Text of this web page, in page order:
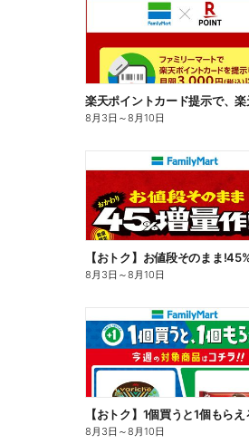
8月3日 ～8月10日
8月3日 ～8月10日
8月3日 ～8月10日